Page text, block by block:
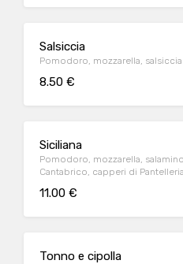
Salsiccia
Pomodoro, mozzarella, salsiccia
8.50 €
Siciliana
Pomodoro, mozzarella,
Cantabrico, capperi di
11.00 €
Tonno e cipolla